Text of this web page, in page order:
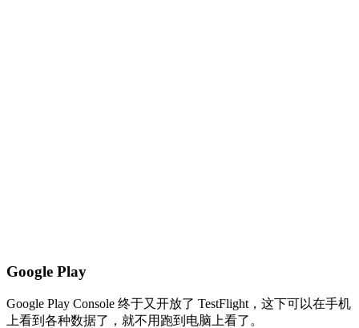
Google Play
Google Play Console 终于又开放了 TestFlight，这下可以在手机
上看到各种数据了，就不用跑到电脑上看了。